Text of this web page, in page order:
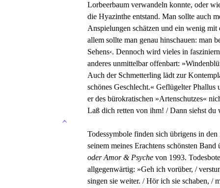
Lorbeerbaum verwandeln konnte, oder
die Hyazinthe entstand. Man sollte auch
Anspielungen schätzen und ein wenig
allem sollte man genau hinschauen: man
Sehens‹. Dennoch wird vieles in
anderes unmittelbar offenbart:
Auch der Schmetterling lädt zur
schönes Geschlecht.« Geflügelter
er des bürokratischen »Artenschutzes«
Laß dich retten von ihm! / Dann siehst du
Todessymbole finden sich übrigens in
seinem meines Erachtens schönsten
oder Amor & Psyche von 1993.
allgegenwärtig: »Geh ich vorüber, /
singen sie weiter. / Hör ich sie schaben, /